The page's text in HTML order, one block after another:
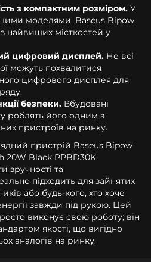
з компактним розміром. У
моделями, Baseus Bipow
найвищих місткостей у
цифровий дисплей. Не всі
можуть похвалитися
цифрового дисплея для
безпеки. Вбудовані
роблять його одним з
пристроїв на ринку.
пристрій Baseus Bipow
20W Black PPBD30K
зручності та
підходить для зайнятих
або будь-кого, хто хоче
завжди під рукою. Цей
виконує свою роботу; він
якості, що вигідно
аналогів на ринку.